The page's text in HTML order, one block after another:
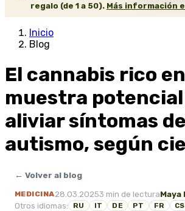
regalo (de 1 a 50). Más información
Inicio
Blog
El cannabis rico
muestra
aliviar síntomas
autismo, según
← Volver al blog
MEDICINA28.03.20253 min de lectura
Otros idiomas:
RU IT DE PT FR CS